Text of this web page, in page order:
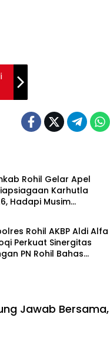
Rohil Gelar Apel
Karhutla
Hadapi Musim
Rohil AKBP Aldi Alfa
Perkuat Sinergitas
PN Rohil Bahas
Jawab Bersama,